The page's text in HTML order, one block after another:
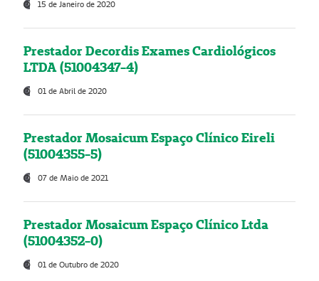
15 de Janeiro de 2020
Prestador Decordis Exames Cardiológicos
LTDA (51004347-4)
01 de Abril de 2020
Prestador Mosaicum Espaço Clínico Eireli
(51004355-5)
07 de Maio de 2021
Prestador Mosaicum Espaço Clínico Ltda
(51004352-0)
01 de Outubro de 2020